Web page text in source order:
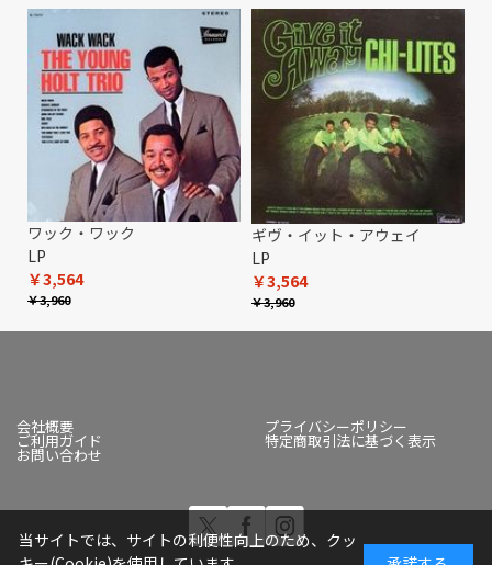
ワック・ワック
LP
￥3,564
￥3,960
ギヴ・イット・アウェイ
LP
￥3,564
￥3,960
会社概要 プライバシーポリシー
ご利用ガイド 特定商取引法に基づく表示
お問い合わせ
当サイトでは、サイトの利便性向上のため、クッ